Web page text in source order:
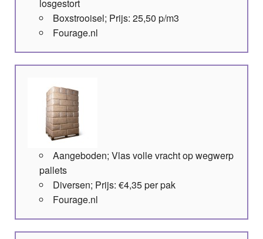
losgestort
Boxstrooisel; Prijs: 25,50 p/m3
Fourage.nl
Aangeboden; Vlas volle vracht op wegwerp
pallets
Diversen; Prijs: €4,35 per pak
Fourage.nl